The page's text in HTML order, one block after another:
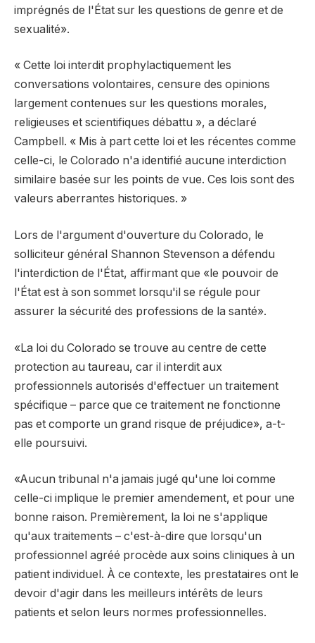
imprégnés de l'État sur les questions de genre et de
sexualité».
« Cette loi interdit prophylactiquement les
conversations volontaires, censure des opinions
largement contenues sur les questions morales,
religieuses et scientifiques débattu », a déclaré
Campbell. « Mis à part cette loi et les récentes comme
celle-ci, le Colorado n'a identifié aucune interdiction
similaire basée sur les points de vue. Ces lois sont des
valeurs aberrantes historiques. »
Lors de l'argument d'ouverture du Colorado, le
solliciteur général Shannon Stevenson a défendu
l'interdiction de l'État, affirmant que «le pouvoir de
l'État est à son sommet lorsqu'il se régule pour
assurer la sécurité des professions de la santé».
«La loi du Colorado se trouve au centre de cette
protection au taureau, car il interdit aux
professionnels autorisés d'effectuer un traitement
spécifique – parce que ce traitement ne fonctionne
pas et comporte un grand risque de préjudice», a-t-
elle poursuivi.
«Aucun tribunal n'a jamais jugé qu'une loi comme
celle-ci implique le premier amendement, et pour une
bonne raison. Premièrement, la loi ne s'applique
qu'aux traitements – c'est-à-dire que lorsqu'un
professionnel agréé procède aux soins cliniques à un
patient individuel. À ce contexte, les prestataires ont le
devoir d'agir dans les meilleurs intérêts de leurs
patients et selon leurs normes professionnelles.